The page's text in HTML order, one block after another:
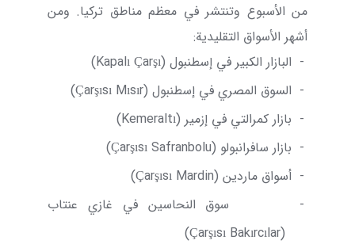
من الأسبوع وتنتشر في معظم مناطق تركيا. ومن
أشهر الأسواق التقليدية:
- البازار الكبير في إسطنبول (Kapalı Çarşı
)
- السوق المصري في إسطنبول (Mısır
Çarşısı
)
- بازار كمرالتي في إزمير (Kemeraltı
)
- بازار سافرانبولو (Safranbolu
Çarşısı
)
- أسواق ماردين (Mardin
Çarşısı
)
-
سوق النحاسين في غازي عنتاب
(
Bakırcılar
Çarşısı
)